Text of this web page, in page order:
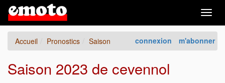
connexion m'abonner
Accueil Pronostics Saison
Saison 2023 de cevennol